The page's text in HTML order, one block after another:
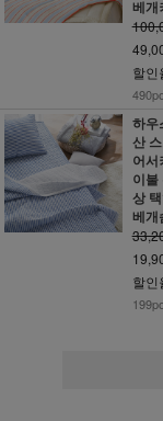
베개
할인
하우
산
어서
이불
상
베개
할인